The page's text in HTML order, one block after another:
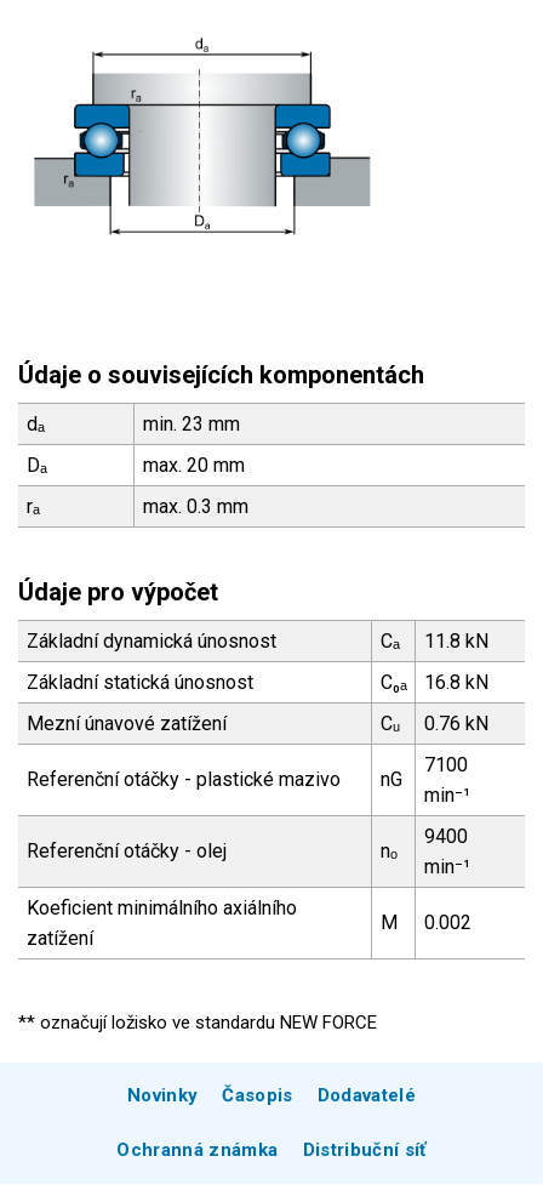
Údaje o souvisejících komponentách
dₐ
min. 23 mm
Dₐ
max. 20 mm
rₐ
max. 0.3 mm
Údaje pro výpočet
Základní dynamická únosnost Cₐ
11.8 kN
Základní statická únosnost
C₀ₐ
16.8 kN
Mezní únavové zatížení
Cᵤ 0.76 kN
Referenční otáčky - plastické mazivo nG
7100
min⁻¹
Referenční otáčky - olej nₒ
9400
min⁻¹
Koeficient minimálního axiálního
zatížení
M 0.002
** označují ložisko ve standardu NEW FORCE
Novinky Časopis Dodavatelé
Ochranná známka Distribuční síť